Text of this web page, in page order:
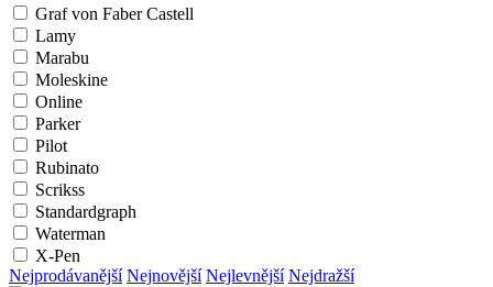
Graf von Faber Castell
Lamy
Marabu
Moleskine
Online
Parker
Pilot
Rubinato
Scrikss
Standardgraph
Waterman
X-Pen
Nejprodávanější Nejnovější Nejlevnější Nejdražší